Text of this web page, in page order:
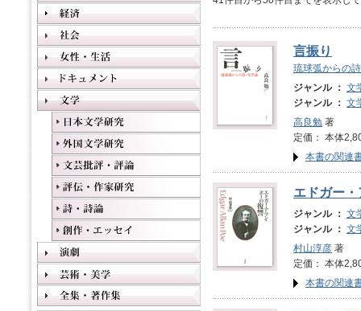
言振り
琉球弧からの
ジャンル ： 文
ジャンル ： 文
高良勉 著
定価： 本体
本書の関連
エドガー
ジャンル ： 文
ジャンル ： 文
村山淳彦 著
定価： 本体
本書の関連